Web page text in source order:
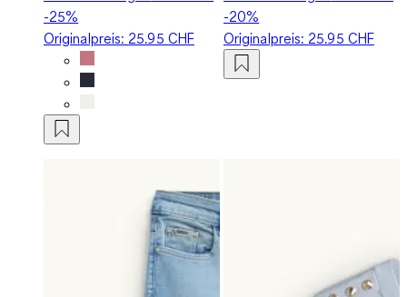
-25%
Originalpreis: 25.95 CHF
-20%
Originalpreis: 25.95 CHF